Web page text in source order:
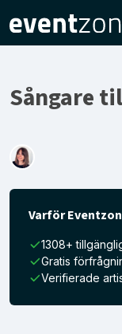
Sångare
Varför
1308+
Gratis
Verifierade